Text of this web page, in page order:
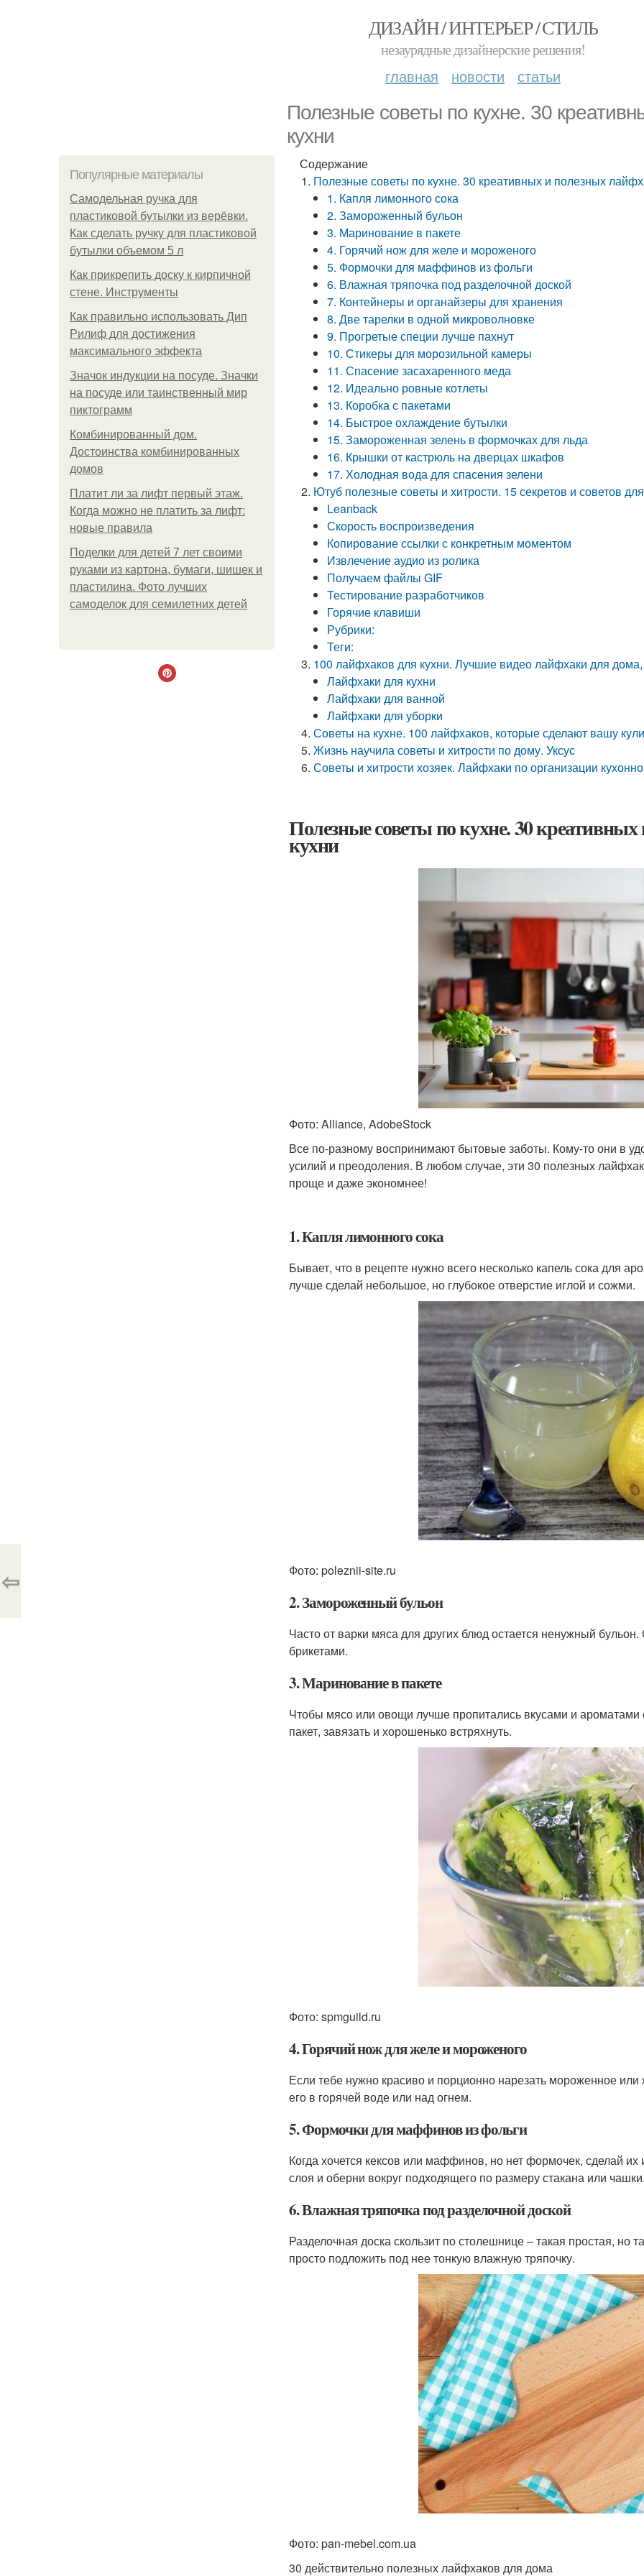
ДИЗАЙН / ИНТЕРЬЕР / СТИЛЬ
незаурядные дизайнерские решения!
главная новости статьи
Полезные советы по кухне. 30
кухни
Популярные материалы
Самодельная ручка для
пластиковой бутылки из верёвки.
Как сделать ручку для пластиковой
бутылки объемом 5 л
Как прикрепить доску к кирпичной
стене. Инструменты
Как правильно использовать Дип
Рилиф для достижения
максимального эффекта
Значок индукции на посуде. Значки
на посуде или таинственный мир
пиктограмм
Комбинированный дом.
Достоинства комбинированных
домов
Платит ли за лифт первый этаж.
Когда можно не платить за лифт:
новые правила
Поделки для детей 7 лет своими
руками из картона, бумаги, шишек и
пластилина. Фото лучших
самоделок для семилетних детей
Содержание
Полезные советы по кухне. 30 креативных и полезных
1. Капля лимонного сока
2. Замороженный бульон
3. Маринование в пакете
4. Горячий нож для желе и мороженого
5. Формочки для маффинов из фольги
6. Влажная тряпочка под разделочной доской
7. Контейнеры и органайзеры для хранения
8. Две тарелки в одной микроволновке
9. Прогретые специи лучше пахнут
10. Стикеры для морозильной камеры
11. Спасение засахаренного меда
12. Идеально ровные котлеты
13. Коробка с пакетами
14. Быстрое охлаждение бутылки
15. Замороженная зелень в формочках для льда
16. Крышки от кастрюль на дверцах шкафов
17. Холодная вода для спасения зелени
Ютуб полезные советы и хитрости. 15 секретов и советов
Leanback
Скорость воспроизведения
Копирование ссылки с конкретным моментом
Извлечение аудио из ролика
Получаем файлы GIF
Тестирование разработчиков
Горячие клавиши
Рубрики:
Теги:
100 лайфхаков для кухни. Лучшие видео лайфхаки для
Лайфхаки для кухни
Лайфхаки для ванной
Лайфхаки для уборки
Советы на кухне. 100 лайфхаков, которые сделают вашу
Жизнь научила советы и хитрости по дому. Уксус
Советы и хитрости хозяек. Лайфхаки по организации
Полезные советы по кухне. 30
кухни
Фото: Alliance, AdobeStock
Все по-разному воспринимают бытовые заботы. Кому-то они в
усилий и преодоления. В любом случае, эти 30 полезных
проще и даже экономнее!
1. Капля лимонного сока
Бывает, что в рецепте нужно всего несколько капель сока для
лучше сделай небольшое, но глубокое отверстие иглой и сожми.
Фото: poleznii-site.ru
2. Замороженный бульон
Часто от варки мяса для других блюд остается ненужный
брикетами.
3. Маринование в пакете
Чтобы мясо или овощи лучше пропитались вкусами и ароматами
пакет, завязать и хорошенько встряхнуть.
Фото: spmguild.ru
4. Горячий нож для желе и мороженого
Если тебе нужно красиво и порционно нарезать мороженное
его в горячей воде или над огнем.
5. Формочки для маффинов из фольги
Когда хочется кексов или маффинов, но нет формочек, сделай
слоя и оберни вокруг подходящего по размеру стакана или
6. Влажная тряпочка под разделочной доской
Разделочная доска скользит по столешнице – такая простая, но
просто подложить под нее тонкую влажную тряпочку.
Фото: pan-mebel.com.ua
30 действительно полезных лайфхаков для дома
⇦